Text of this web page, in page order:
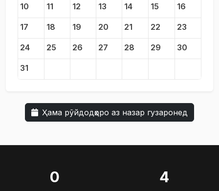
10 11 12 13 14 15 16
17 18 19 20 21 22 23
24 25 26 27 28 29 30
31
Ҳама рӯйдодҳоро аз назар гузаронед
0 4